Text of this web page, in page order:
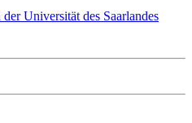
Universität des Saarlandes